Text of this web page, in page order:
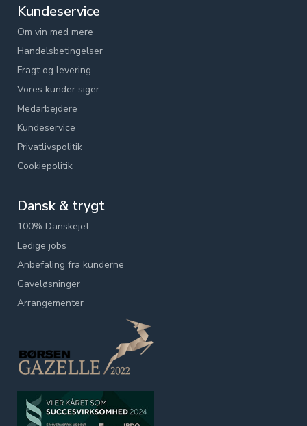
Kundeservice
Om vin med mere
Handelsbetingelser
Fragt og levering
Vores kunder siger
Medarbejdere
Kundeservice
Privatlivspolitik
Cookiepolitik
Dansk & trygt
100% Danskejet
Ledige jobs
Anbefaling fra kunderne
Gaveløsninger
Arrangementer